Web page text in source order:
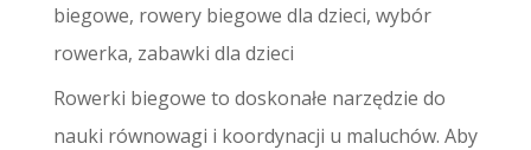
biegowe, rowery biegowe dla dzieci, wybór
rowerka, zabawki dla dzieci
Rowerki biegowe to doskonałe narzędzie do
nauki równowagi i koordynacji u maluchów. Aby